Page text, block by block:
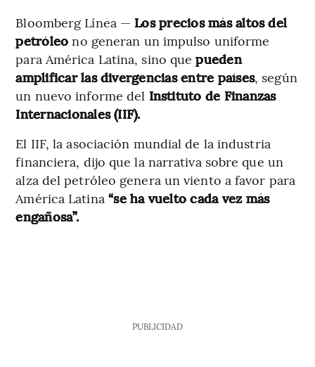
Bloomberg Línea — Los precios más altos del
petróleo no generan un impulso uniforme
para América Latina, sino quepueden
amplificar las divergencias entre países, según
un nuevo informe del Instituto de Finanzas
Internacionales (IIF).
El IIF, la asociación mundial de la industria
financiera, dijo que la narrativa sobre que un
alza del petróleo genera un viento a favor para
América Latina“se ha vuelto cada vez más
engañosa”.
PUBLICIDAD